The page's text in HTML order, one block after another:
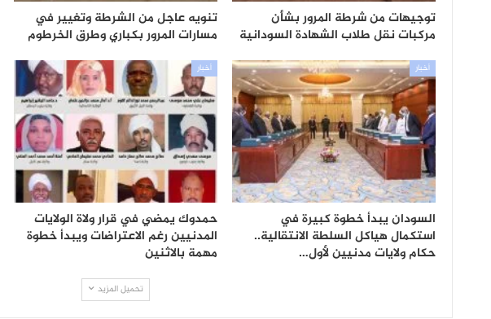
توجيهات من شرطة المرور بشأن
مركبات نقل طلاب الشهادة السودانية
تنويه عاجل من الشرطة وتغيير في
مسارات المرور بكباري وطرق الخرطوم
أخبار
السودان يبدأ خطوة كبيرة في
استكمال هياكل السلطة الانتقالية..
حكام ولايات مدنيين لأول…
أخبار
حمدوك يمضي في قرار ولاة الولايات
المدنيين رغم الاعتراضات ويبدأ خطوة
مهمة بالاثنين
تحميل المزيد